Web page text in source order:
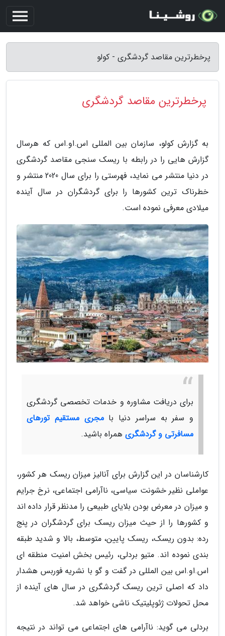
پرخطرترین مقاصد گردشگری - کولو
پرخطرترین مقاصد گردشگری
به گزارش کولو، سازمان بین المللی اس.او.اس که هرسال
گزارش هایی را در رابطه با ریسک سنجی مقاصد گردشگری
در دنیا منتشر می نماید، فهرستی را برای سال 2020 منتشر و
خطرناک ترین کشورها را برای گردشگران در سال آینده
میلادی معرفی نموده است.
برای دریافت مشاوره و خدمات تخصصی گردشگری
و سفر به سراسر دنیا بامجری مستقیم تورهای
مسافرتی و گردشگری همراه باشید.
کارشناسان در این گزارش برای آنالیز میزان ریسک هر کشور،
عواملی نظیر خشونت سیاسی، ناآرامی اجتماعی، نرخ جرایم
و میزان در معرض بودن بلایای طبیعی را مدنظر قرار داده اند
و کشورها را از حیث میزان ریسک برای گردشگران در پنج
رده: بدون ریسک، ریسک پایین، متوسط، بالا و شدید طبقه
بندی نموده اند. متیو بردلی، رئیس بخش امنیت منطقه ای
اس.او.اس بین المللی در گفت و گو با نشریه فوربس هشدار
داد که اصلی ترین ریسک گردشگری در سال های آینده از
محل تحولات ژئوپلیتیک ناشی خواهد شد.
بردلی می گوید: ناآرامی های اجتماعی می تواند در نتیجه